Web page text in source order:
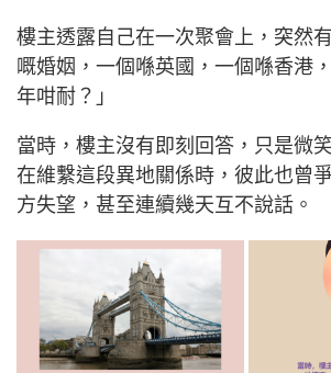
樓主透露自己在一次聚會上，突然
嘅婚姻，一個喺英國，一個喺香港
年咁耐？」
當時，樓主沒有即刻回答，只是微
在維繫這段異地關係時，彼此也曾
方失望，甚至連續幾天互不說話。